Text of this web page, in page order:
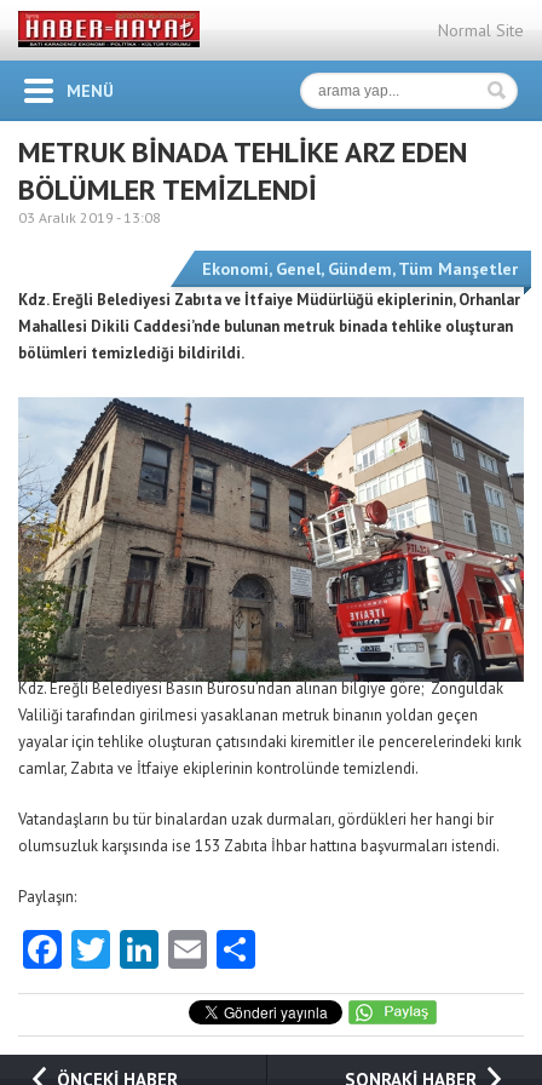
Normal Site
MENÜ
METRUK BİNADA TEHLİKE ARZ EDEN
BÖLÜMLER TEMİZLENDİ
03 Aralık 2019 - 13:08
Ekonomi, Genel, Gündem,Tüm Manşetler
Kdz. Ereğli Belediyesi Zabıta ve İtfaiye Müdürlüğü ekiplerinin, Orhanlar
Mahallesi Dikili Caddesi’nde bulunan metruk binada tehlike oluşturan
bölümleri temizlediği bildirildi.
Kdz. Ereğli Belediyesi Basın Bürosu’ndan alınan bilgiye göre; Zonguldak
Valiliği tarafından girilmesi yasaklanan metruk binanın yoldan geçen
yayalar için tehlike oluşturan çatısındaki kiremitler ile pencerelerindeki kırık
camlar, Zabıta ve İtfaiye ekiplerinin kontrolünde temizlendi.
Vatandaşların bu tür binalardan uzak durmaları, gördükleri her hangi bir
olumsuzluk karşısında ise 153 Zabıta İhbar hattına başvurmaları istendi.
Paylaşın:
Facebook
Twitter
LinkedIn
Email
ÖNCEKİ HABER SONRAKİ HABER